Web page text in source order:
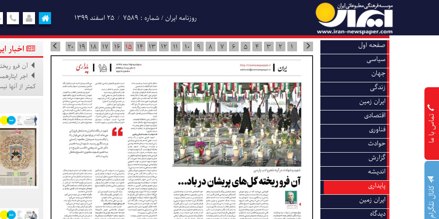
روزنامه ایران / شماره : 7589 ۲۵ اسفند ۱۳۹۹
تماس با ما
کانال تلگرام
صفحه اول
سیاسی
جهان
زندگی
ایران زمین
اقتصادی
فناوری
حوادث
گزارش
اندیشه
پایداری
ایران زمین
دیدگاه
1
2
3
4
5
6
7
8
9
10
11
12
13
14
15
16
17
18
19
20 اخبار
آن فرو
اجر
کمتر از آنها